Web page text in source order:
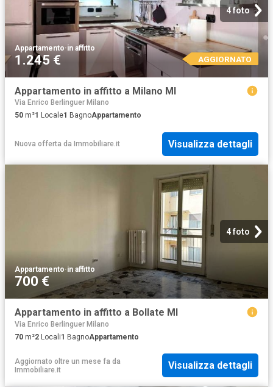
4 foto
Appartamento·in affitto
1.245 € AGGIORNATO
Appartamento in affitto a Milano MI
Via Enrico Berlinguer Milano
50 m²1 Locale1 BagnoAppartamento
Nuova offerta da Immobiliare.it Visualizza dettagli
4 foto
Appartamento·in affitto
700 €
Appartamento in affitto a Bollate MI
Via Enrico Berlinguer Milano
70 m²2 Locali1 BagnoAppartamento
Aggiornato oltre un mese fa da
Immobiliare.it
Visualizza dettagli